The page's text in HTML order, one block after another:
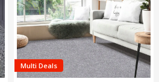
Multi Deals